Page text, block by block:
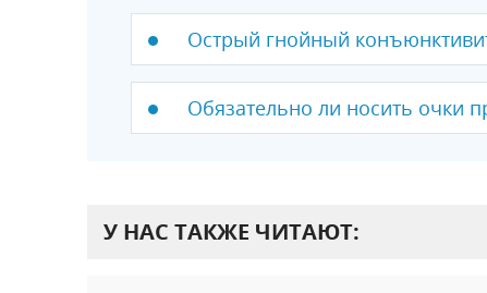
Острый гнойный
Обязательно ли носить очки
У НАС ТАКЖЕ ЧИТАЮТ: